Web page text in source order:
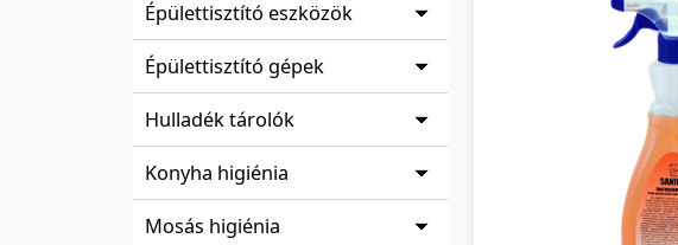
Épülettisztító eszközök
Épülettisztító gépek
Hulladék tárolók
Konyha higiénia
Mosás higiénia